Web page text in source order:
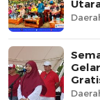
Putih